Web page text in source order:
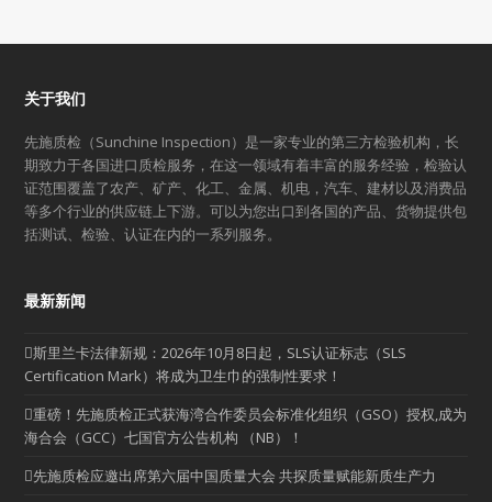
关于我们
先施质检（Sunchine Inspection）是一家专业的第三方检验机构，长
期致力于各国进口质检服务，在这一领域有着丰富的服务经验，检验认
证范围覆盖了农产、矿产、化工、金属、机电，汽车、建材以及消费品
等多个行业的供应链上下游。可以为您出口到各国的产品、货物提供包
括测试、检验、认证在内的一系列服务。
最新新闻
斯里兰卡法律新规：2026年10月8日起，SLS认证标志（SLS
Certification Mark）将成为卫生巾的强制性要求！
重磅！先施质检正式获海湾合作委员会标准化组织（GSO）授权,成为
海合会（GCC）七国官方公告机构 （NB）！
先施质检应邀出席第六届中国质量大会 共探质量赋能新质生产力